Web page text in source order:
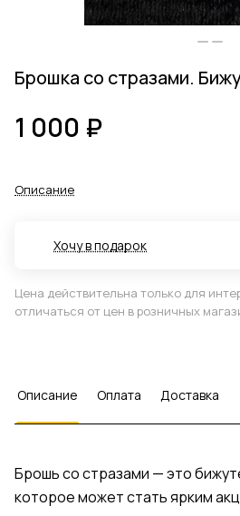
Брошка со стразами.
1 000 ₽
Описание
Хочу в подарок
Цена действительна только для
отличаться от цен в розничных
Описание Оплата Доставка
Брошь со стразами — это
которое может стать ярким